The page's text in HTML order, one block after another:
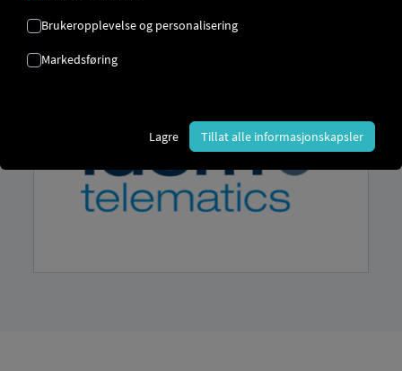
koble til.
Brukeropplevelse og personalisering
Markedsføring
Lagre Tillat alle informasjonskapsler